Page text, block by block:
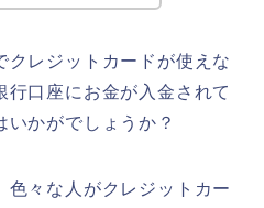
クレジットカードが使えな
行口座にお金が入金されて
いかがでしょうか？
色々な人がクレジットカー